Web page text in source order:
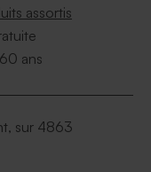
assortis
ans
sur 4863